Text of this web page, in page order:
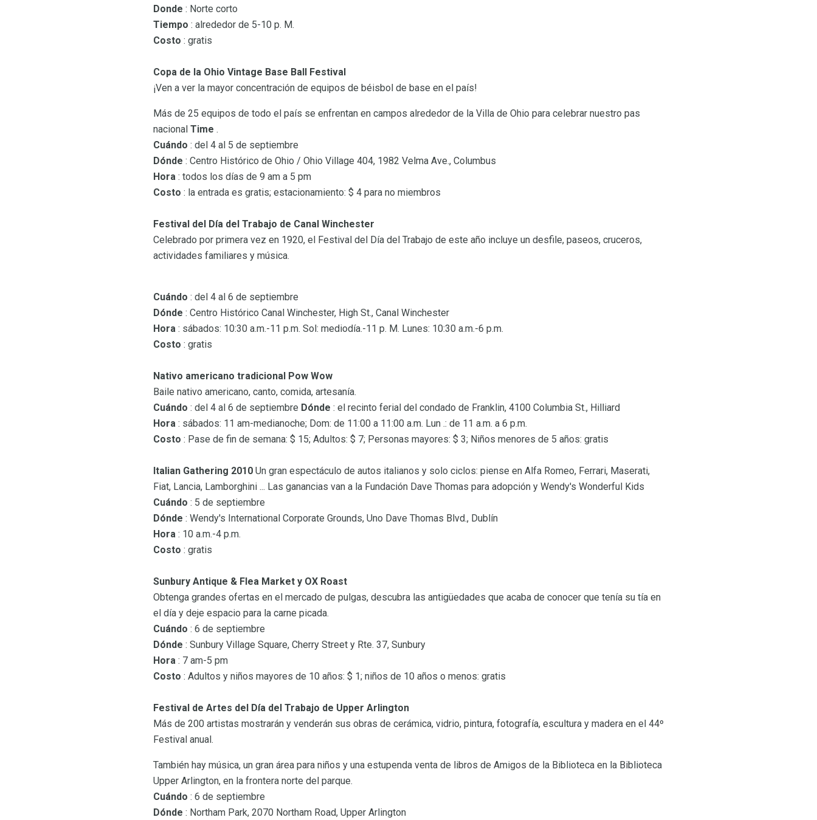
Donde : Norte corto
Tiempo : alrededor de 5-10 p. M.
Costo : gratis
Copa de la Ohio Vintage Base Ball Festival
¡Ven a ver la mayor concentración de equipos de béisbol de base en el país!
Más de 25 equipos de todo el país se enfrentan en campos alrededor de la Villa de Ohio para celebrar nuestro pas
nacional Time .
Cuándo : del 4 al 5 de septiembre
Dónde : Centro Histórico de Ohio / Ohio Village 404, 1982 Velma Ave., Columbus
Hora : todos los días de 9 am a 5 pm
Costo : la entrada es gratis; estacionamiento: $ 4 para no miembros
Festival del Día del Trabajo de Canal Winchester
Celebrado por primera vez en 1920, el Festival del Día del Trabajo de este año incluye un desfile, paseos, cruceros,
actividades familiares y música.
Cuándo : del 4 al 6 de septiembre
Dónde : Centro Histórico Canal Winchester, High St., Canal Winchester
Hora : sábados: 10:30 a.m.-11 p.m. Sol: mediodía.-11 p. M. Lunes: 10:30 a.m.-6 p.m.
Costo : gratis
Nativo americano tradicional Pow Wow
Baile nativo americano, canto, comida, artesanía.
Cuándo : del 4 al 6 de septiembre Dónde : el recinto ferial del condado de Franklin, 4100 Columbia St., Hilliard
Hora : sábados: 11 am-medianoche; Dom: de 11:00 a 11:00 a.m. Lun .: de 11 a.m. a 6 p.m.
Costo : Pase de fin de semana: $ 15; Adultos: $ 7; Personas mayores: $ 3; Niños menores de 5 años: gratis
Italian Gathering 2010 Un gran espectáculo de autos italianos y solo ciclos: piense en Alfa Romeo, Ferrari, Maserati,
Fiat, Lancia, Lamborghini ... Las ganancias van a la Fundación Dave Thomas para adopción y Wendy's Wonderful Kids
Cuándo : 5 de septiembre
Dónde : Wendy's International Corporate Grounds, Uno Dave Thomas Blvd., Dublín
Hora : 10 a.m.-4 p.m.
Costo : gratis
Sunbury Antique & Flea Market y OX Roast
Obtenga grandes ofertas en el mercado de pulgas, descubra las antigüedades que acaba de conocer que tenía su tía en
el día y deje espacio para la carne picada.
Cuándo : 6 de septiembre
Dónde : Sunbury Village Square, Cherry Street y Rte. 37, Sunbury
Hora : 7 am-5 pm
Costo : Adultos y niños mayores de 10 años: $ 1; niños de 10 años o menos: gratis
Festival de Artes del Día del Trabajo de Upper Arlington
Más de 200 artistas mostrarán y venderán sus obras de cerámica, vidrio, pintura, fotografía, escultura y madera en el 44º
Festival anual.
También hay música, un gran área para niños y una estupenda venta de libros de Amigos de la Biblioteca en la Biblioteca
Upper Arlington, en la frontera norte del parque.
Cuándo : 6 de septiembre
Dónde : Northam Park, 2070 Northam Road, Upper Arlington